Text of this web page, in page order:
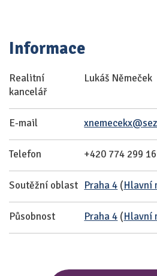
Informace
Realitní
kancelář
Lukáš Němeček
E-mail
Telefon +420 774 299
Soutěžní oblast Praha 4 (Hlavní
Působnost Praha 4 (Hlavní